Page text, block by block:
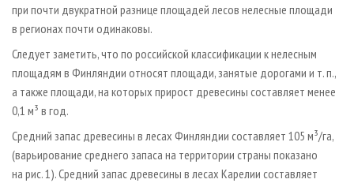
при почти двукратной разнице площадей лесов нелесные площади
в регионах почти одинаковы.
Следует заметить, что по российской классификации к нелесным
площадям в Финляндии относят площади, занятые дорогами и т. п.,
а также площади, на которых прирост древесины составляет менее
0,1 м³ в год.
Средний запас древесины в лесах Финляндии составляет 105 м³/га,
(варьирование среднего запаса на территории страны показано
на рис. 1). Средний запас древесины в лесах Карелии составляет